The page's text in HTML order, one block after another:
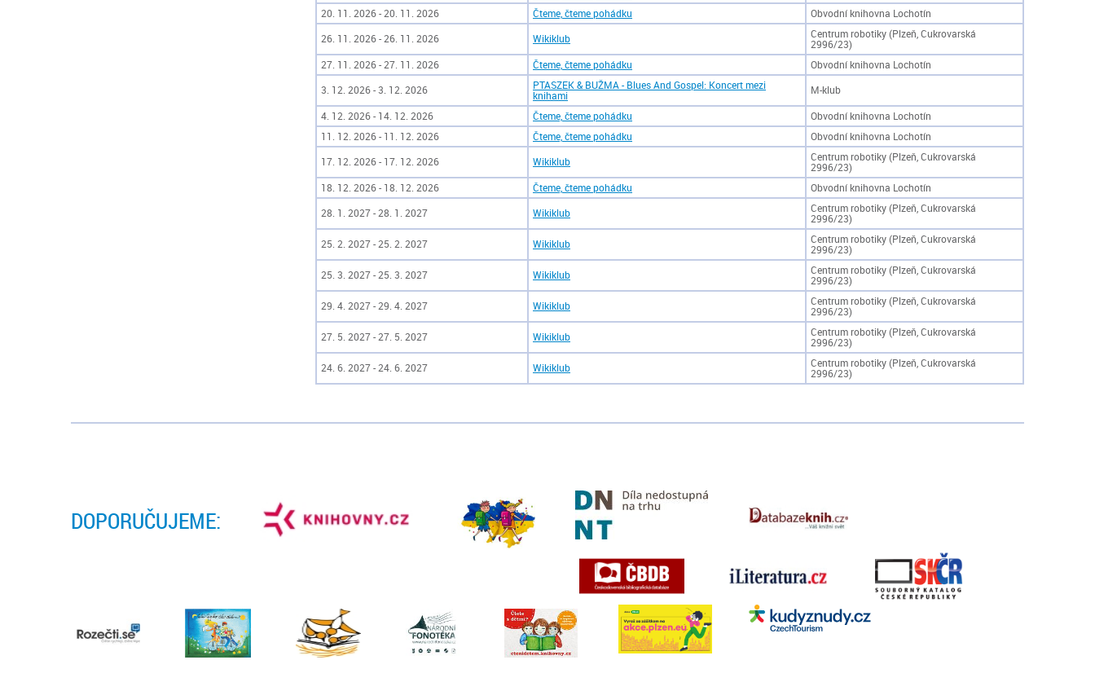
20. 11. 2026 - 20. 11. 2026
Čteme, čteme pohádku Obvodní knihovna Lochotín
26. 11. 2026 - 26. 11. 2026 Wikiklub
Centrum robotiky (Plzeň, Cukrovarská
2996/23)
27. 11. 2026 - 27. 11. 2026
Čteme, čteme pohádku Obvodní knihovna Lochotín
3. 12. 2026 - 3. 12. 2026
PTASZEK & BUŽMA - Blues And Gospel: Koncert mezi
knihami
M-klub
4. 12. 2026 - 14. 12. 2026 Čteme, čteme pohádku
Obvodní knihovna Lochotín
11. 12. 2026 - 11. 12. 2026
Čteme, čteme pohádku Obvodní knihovna Lochotín
17. 12. 2026 - 17. 12. 2026 Wikiklub
Centrum robotiky (Plzeň, Cukrovarská
2996/23)
18. 12. 2026 - 18. 12. 2026
Čteme, čteme pohádku Obvodní knihovna Lochotín
28. 1. 2027 - 28. 1. 2027 Wikiklub
Centrum robotiky (Plzeň, Cukrovarská
2996/23)
25. 2. 2027 - 25. 2. 2027 Wikiklub
Centrum robotiky (Plzeň, Cukrovarská
2996/23)
25. 3. 2027 - 25. 3. 2027 Wikiklub
Centrum robotiky (Plzeň, Cukrovarská
2996/23)
29. 4. 2027 - 29. 4. 2027 Wikiklub
Centrum robotiky (Plzeň, Cukrovarská
2996/23)
27. 5. 2027 - 27. 5. 2027 Wikiklub
Centrum robotiky (Plzeň, Cukrovarská
2996/23)
24. 6. 2027 - 24. 6. 2027 Wikiklub
Centrum robotiky (Plzeň, Cukrovarská
2996/23)
DOPORUČUJEME: